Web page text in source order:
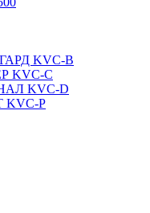
KVC-B
KVC-C
KVC-D
KVC-P